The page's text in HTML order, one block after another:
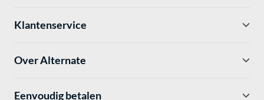
Klantenservice
Over Alternate
Eenvoudig betalen